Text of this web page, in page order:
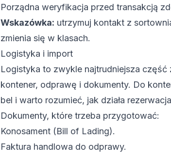
Porządna weryfikacja przed transakcją
Wskazówka: utrzymuj kontakt z
zmienia się w klasach.
Logistyka i import
Logistyka to zwykle najtrudniejsza
kontener, odprawę i dokumenty. Do
bel i warto rozumieć, jak działa
Dokumenty, które trzeba przygotować:
Konosament (Bill of Lading).
Faktura handlowa do odprawy.